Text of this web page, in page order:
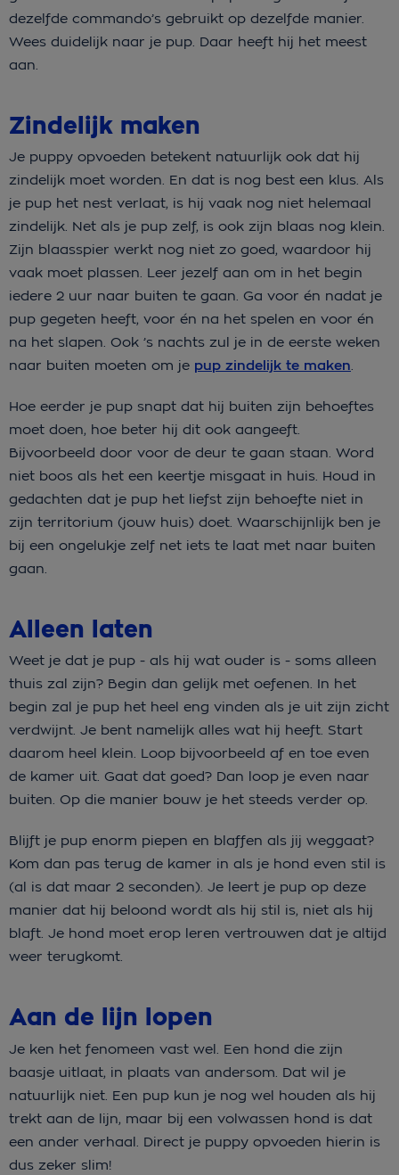
dezelfde commando’s gebruikt op dezelfde manier.
Wees duidelijk naar je pup. Daar heeft hij het meest
aan.
Zindelijk maken
Je puppy opvoeden betekent natuurlijk ook dat hij
zindelijk moet worden. En dat is nog best een klus. Als
je pup het nest verlaat, is hij vaak nog niet helemaal
zindelijk. Net als je pup zelf, is ook zijn blaas nog klein.
Zijn blaasspier werkt nog niet zo goed, waardoor hij
vaak moet plassen. Leer jezelf aan om in het begin
iedere 2 uur naar buiten te gaan. Ga voor én nadat je
pup gegeten heeft, voor én na het spelen en voor én
na het slapen. Ook ’s nachts zul je in de eerste weken
naar buiten moeten om je pup zindelijk te maken.
Hoe eerder je pup snapt dat hij buiten zijn behoeftes
moet doen, hoe beter hij dit ook aangeeft.
Bijvoorbeeld door voor de deur te gaan staan. Word
niet boos als het een keertje misgaat in huis. Houd in
gedachten dat je pup het liefst zijn behoefte niet in
zijn territorium (jouw huis) doet. Waarschijnlijk ben je
bij een ongelukje zelf net iets te laat met naar buiten
gaan.
Alleen laten
Weet je dat je pup - als hij wat ouder is - soms alleen
thuis zal zijn? Begin dan gelijk met oefenen. In het
begin zal je pup het heel eng vinden als je uit zijn zicht
verdwijnt. Je bent namelijk alles wat hij heeft. Start
daarom heel klein. Loop bijvoorbeeld af en toe even
de kamer uit. Gaat dat goed? Dan loop je even naar
buiten. Op die manier bouw je het steeds verder op.
Blijft je pup enorm piepen en blaffen als jij weggaat?
Kom dan pas terug de kamer in als je hond even stil is
(al is dat maar 2 seconden). Je leert je pup op deze
manier dat hij beloond wordt als hij stil is, niet als hij
blaft. Je hond moet erop leren vertrouwen dat je altijd
weer terugkomt.
Aan de lijn lopen
Je ken het fenomeen vast wel. Een hond die zijn
baasje uitlaat, in plaats van andersom. Dat wil je
natuurlijk niet. Een pup kun je nog wel houden als hij
trekt aan de lijn, maar bij een volwassen hond is dat
een ander verhaal. Direct je puppy opvoeden hierin is
dus zeker slim!